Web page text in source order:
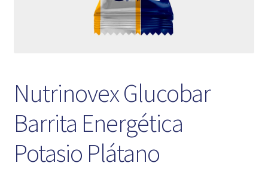
Nutrinovex Glucobar
Barrita Energética
Potasio Plátano